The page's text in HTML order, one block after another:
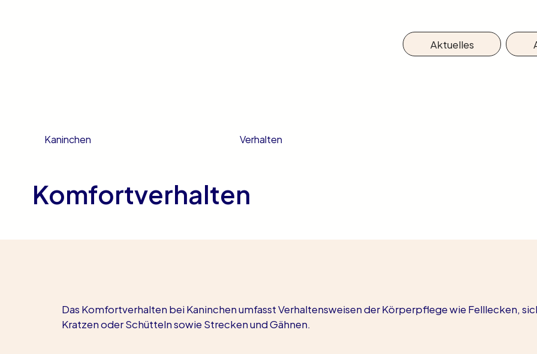
Aktuelles
Kaninchen Verhalten
Komfortverhalten
Das Komfortverhalten bei Kaninchen umfasst Verhaltensweisen der Körperpflege wie Felllecken,
Kratzen oder Schütteln sowie Strecken und Gähnen.